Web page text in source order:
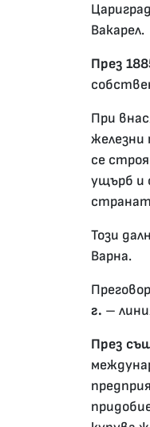
Вакарел.
През
При
железни
се
ущърб и
Този
Варна.
г. –
През